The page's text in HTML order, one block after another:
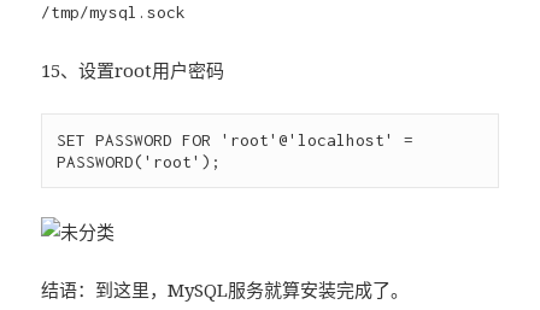
/tmp/mysql.sock
15、设置root用户密码
SET PASSWORD FOR 'root'@'localhost' =
结语：到这里，MySQL服务就算安装完成了。